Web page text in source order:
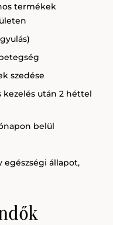
termékek
szedése
kezelés után 2 héttel
belül
egészségi állapot,